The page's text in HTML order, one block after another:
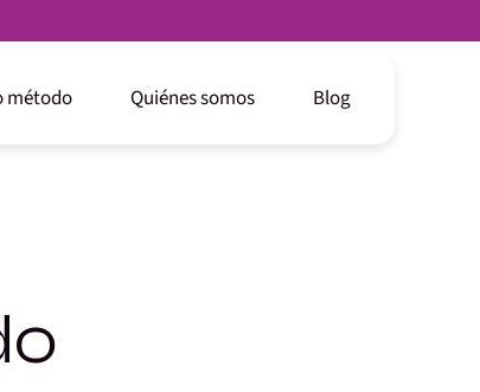
método Quiénes somos Blog